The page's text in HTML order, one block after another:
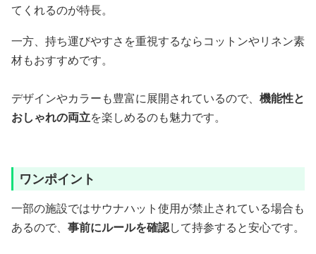
てくれるのが特長。
一方、持ち運びやすさを重視するならコットンやリネン素
材もおすすめです。
デザインやカラーも豊富に展開されているので、 機能性と
おしゃれの両立を楽しめるのも魅力です。
ワンポイント
一部の施設ではサウナハット使用が禁止されている場合も
あるので、 事前にルールを確認して持参すると安心です。